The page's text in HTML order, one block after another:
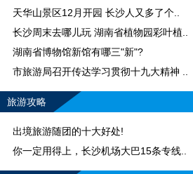
天华山景区12月开园 长沙人又多了个..
长沙周末去哪儿玩 湖南省植物园彩叶植..
湖南省博物馆新馆有哪三"新"?
市旅游局召开传达学习贯彻十九大精神 ..
旅游攻略
出境旅游随团的十大好处!
你一定用得上，长沙机场大巴15条专线..